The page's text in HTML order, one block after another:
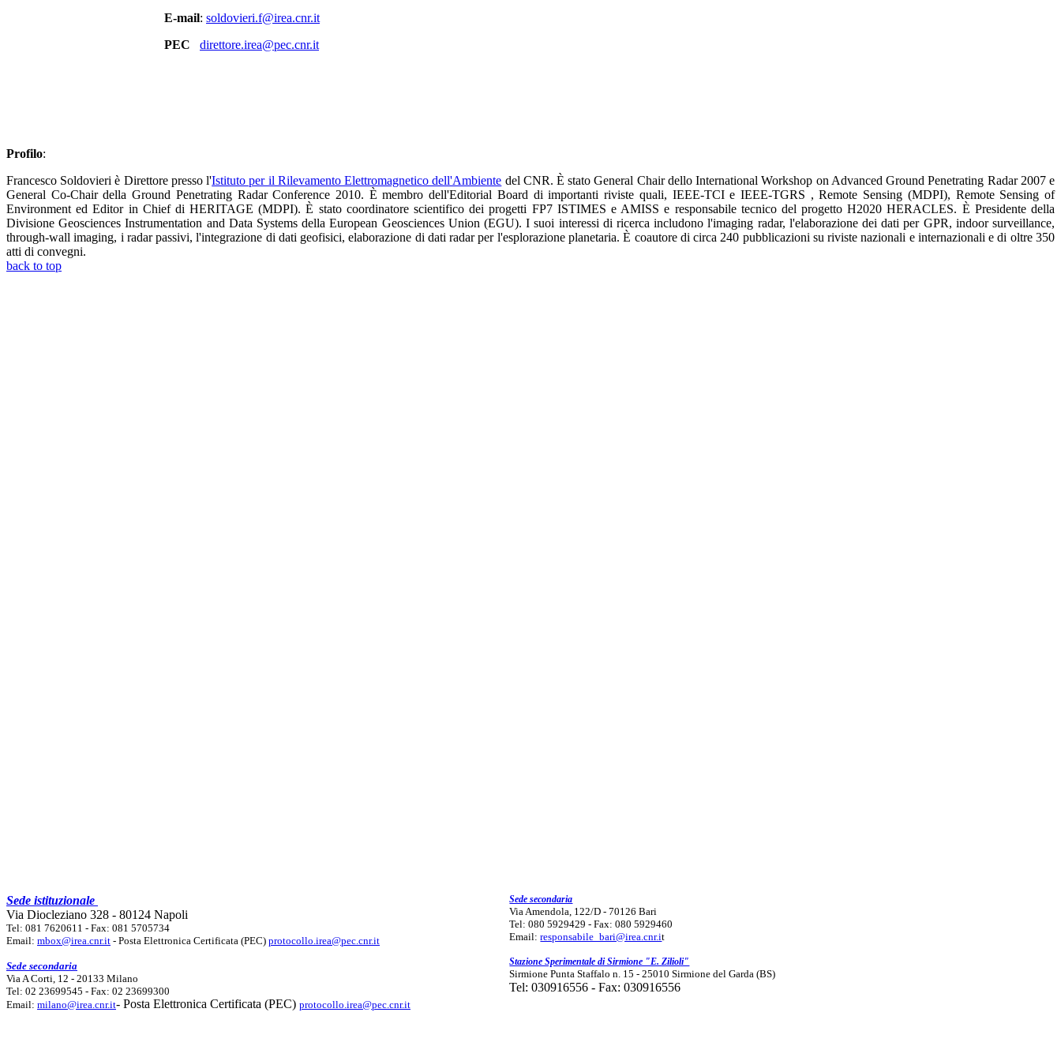
E-mail: soldovieri.f@irea.cnr.it
PEC
direttore.irea@pec.cnr.it
Profilo:
Francesco Soldovieri è Direttore presso l'Istituto per il Rilevamento Elettromagnetico dell'Ambiente del CNR. È stato General Chair dello International Workshop on Advanced Ground Penetrating Radar 2007 e
General Co-Chair della Ground Penetrating Radar Conference 2010. È membro dell'Editorial Board di importanti riviste quali, IEEE-TCI e IEEE-TGRS , Remote Sensing (MDPI), Remote Sensing of
Environment ed Editor in Chief di HERITAGE (MDPI). È stato coordinatore scientifico dei progetti FP7 ISTIMES e AMISS e responsabile tecnico del progetto H2020 HERACLES. È Presidente della
Divisione Geosciences Instrumentation and Data Systems della European Geosciences Union (EGU). I suoi interessi di ricerca includono l'imaging radar, l'elaborazione dei dati per GPR, indoor surveillance,
through-wall imaging, i radar passivi, l'integrazione di dati geofisici, elaborazione di dati radar per l'esplorazione planetaria. È coautore di circa 240 pubblicazioni su riviste nazionali e internazionali e di oltre 350
atti di convegni.
back to top
Sede istituzionale
Via Diocleziano 328 - 80124 Napoli
Tel: 081 7620611 - Fax: 081 5705734
Email: mbox@irea.cnr.it - Posta Elettronica Certificata (PEC) protocollo.irea@pec.cnr.it
Sede secondaria
Via A Corti, 12 - 20133 Milano
Tel: 02 23699545 - Fax: 02 23699300
Email: milano@irea.cnr.it- Posta Elettronica Certificata (PEC) protocollo.irea@pec.cnr.it
Sede secondaria
Via Amendola, 122/D - 70126 Bari
Tel: 080 5929429 - Fax: 080 5929460
Email:responsabile_bari@irea.cnr.it
Stazione Sperimentale di Sirmione "E. Zilioli"
Sirmione Punta Staffalo n. 15 - 25010 Sirmione del Garda (BS)
Tel: 030916556 - Fax: 030916556